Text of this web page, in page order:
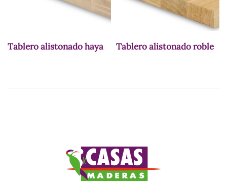
Tablero alistonado haya Tablero alistonado roble